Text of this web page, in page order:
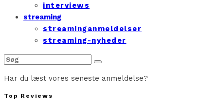
interviews
streaming
streaminganmeldelser
streaming-nyheder
Har du læst vores seneste anmeldelse?
Top Reviews